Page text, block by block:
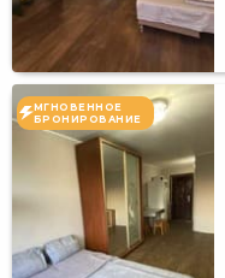
МГНОВЕННОЕ
БРОНИРОВАНИЕ